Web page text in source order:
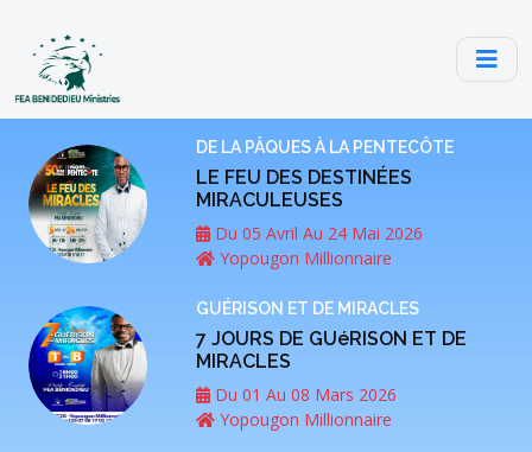
DE LA PÂQUES À LA PENTECÔTE
LE FEU DES DESTINÉES
MIRACULEUSES
Du 05 Avril Au 24 Mai 2026
Yopougon Millionnaire
GUÉRISON ET DE MIRACLES
7 JOURS DE GUéRISON ET DE
MIRACLES
Du 01 Au 08 Mars 2026
Yopougon Millionnaire